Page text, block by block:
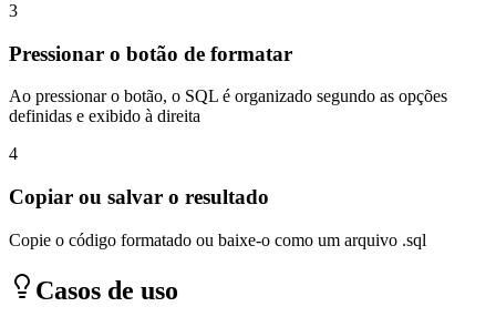
3
Pressionar o botão de formatar
Ao pressionar o botão, o SQL é organizado segundo as opções
definidas e exibido à direita
4
Copiar ou salvar o resultado
Copie o código formatado ou baixe-o como um arquivo .sql
Casos de uso